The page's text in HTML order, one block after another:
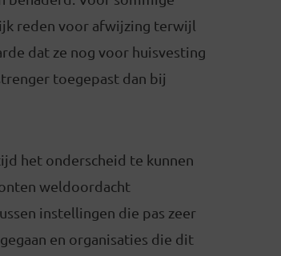
reden voor afwijzing terwijl
dat ze nog voor huisvesting
toegepast dan bij
het onderscheid te kunnen
weldoordacht
instellingen die pas zeer
en organisaties die dit